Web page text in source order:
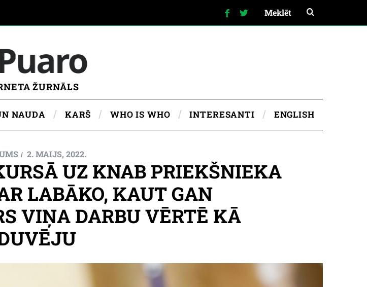
ŽURNĀLS
NAUDA KARŠ WHO IS WHO INTERESANTI ENGLISH
2. MAIJS, 2022.
UZ KNAB PRIEKŠNIEKA
LABĀKO, KAUT GAN
VIŅA DARBU VĒRTĒ KĀ